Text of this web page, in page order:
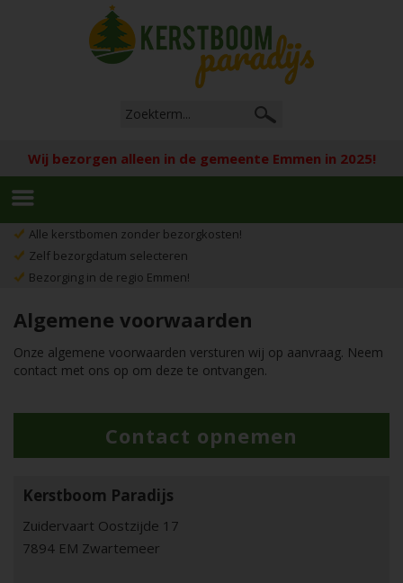
Wij bezorgen alleen in de gemeente Emmen in 2025!
Alle kerstbomen zonder bezorgkosten!
Zelf bezorgdatum selecteren
Bezorging in de regio Emmen!
Algemene voorwaarden
Onze algemene voorwaarden versturen wij op aanvraag. Neem
contact met ons op om deze te ontvangen.
Contact opnemen
Kerstboom Paradijs
Zuidervaart Oostzijde 17
7894 EM Zwartemeer